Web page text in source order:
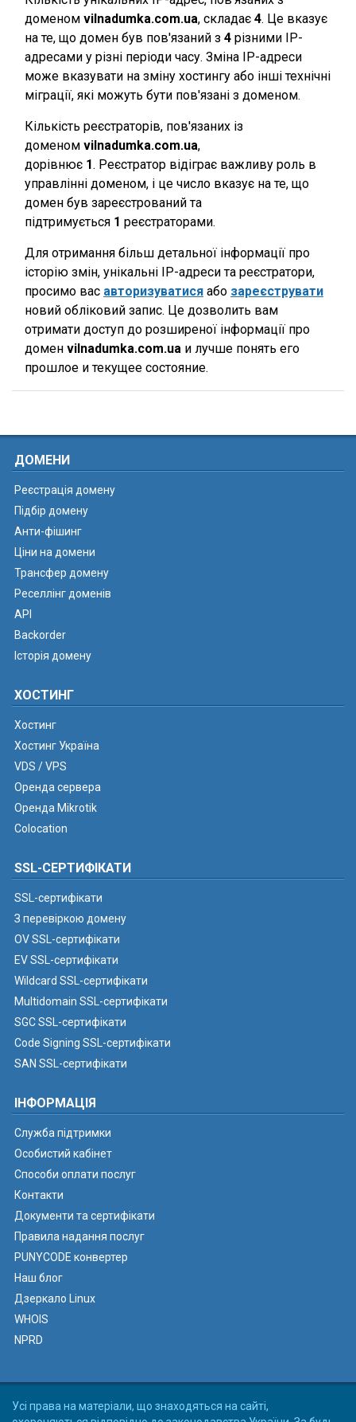
доменом vilnadumka.com.ua, складає 4. Це вказує
на те, що домен був пов'язаний з 4 різними IP-
адресами у різні періоди часу. Зміна IP-адреси
може вказувати на зміну хостингу або інші технічні
міграції, які можуть бути пов'язані з доменом.
Кількість реєстраторів, пов'язаних із
доменом vilnadumka.com.ua,
дорівнює 1. Реєстратор відіграє важливу роль в
управлінні доменом, і це число вказує на те, що
домен був зареєстрований та
підтримується 1 реєстраторами.
Для отримання більш детальної інформації про
історію змін, унікальні IP-адреси та реєстратори,
просимо вас авторизуватися або зареєструвати
новий обліковий запис. Це дозволить вам
отримати доступ до розширеної інформації про
домен vilnadumka.com.ua и лучше понять его
прошлое и текущее состояние.
ДОМЕНИ
Реєстрація домену
Підбір домену
Анти-фішинг
Ціни на домени
Трансфер домену
Реселлінг доменів
API
Backorder
Історія домену
ХОСТИНГ
Хостинг
Хостинг Україна
VDS / VPS
Оренда сервера
Оренда Mikrotik
Colocation
SSL-СЕРТИФІКАТИ
SSL-сертифікати
З перевіркою домену
OV SSL-сертифікати
EV SSL-сертифікати
Wildcard SSL-сертифікати
Multidomain SSL-сертифікати
SGC SSL-сертифікати
Code Signing SSL-сертифікати
SAN SSL-сертифікати
ІНФОРМАЦІЯ
Служба підтримки
Особистий кабінет
Способи оплати послуг
Контакти
Документи та сертифікати
Правила надання послуг
PUNYCODE конвертер
Наш блог
Дзеркало Linux
WHOIS
NPRD
Усі права на матеріали, що знаходяться на сайті,